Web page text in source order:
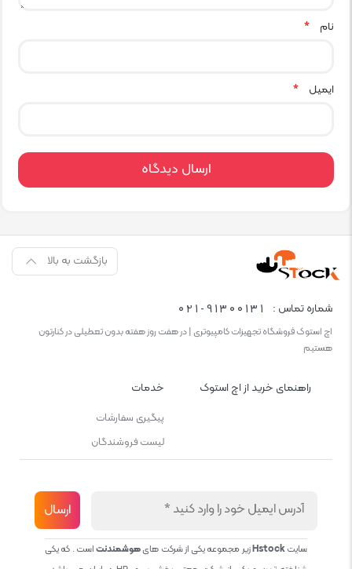
نام *
ایمیل *
بازگشت به بالا
شماره تماس : 021-91300131
اچ استوک فروشگاه تجهیزات کامپیوتری | در هفت روز هفته بدون تعطیلی در کنارتون
هستیم
راهنمای خرید از اچ استوک خدمات
پیگیری سفارشات
لیست فروشندگان
سایتHstockزیر مجموعه یکی از شرکت هایهوشمندنتاست . که یکی